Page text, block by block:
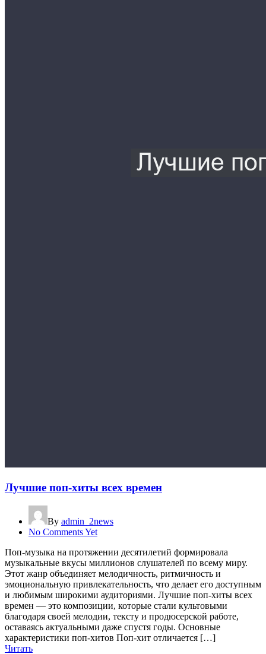
Лучшие поп-хиты всех времен
By admin_2news
No Comments Yet
Поп-музыка на протяжении десятилетий формировала
музыкальные вкусы миллионов слушателей по всему миру.
Этот жанр объединяет мелодичность, ритмичность и
эмоциональную привлекательность, что делает его доступным
и любимым широкими аудиториями. Лучшие поп-хиты всех
времен — это композиции, которые стали культовыми
благодаря своей мелодии, тексту и продюсерской работе,
оставаясь актуальными даже спустя годы. Основные
характеристики поп-хитов Поп-хит отличается […]
Читать